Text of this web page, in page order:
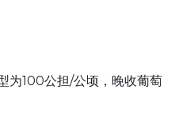
为100公担/公顷，晚收葡萄